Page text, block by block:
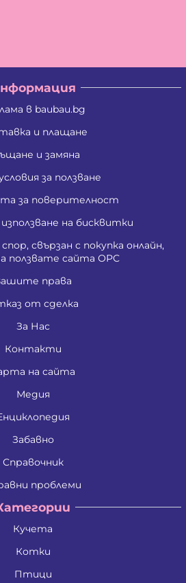
в baubau.bg
и плащане
и замяна
за ползване
за поверителност
на бисквитки
свързан с покупка онлайн,
ползвате сайта ОРС
права
от сделка
За Нас
Контакти
на сайта
Медия
Забавно
Справочник
проблеми
Кучета
Котки
Птици